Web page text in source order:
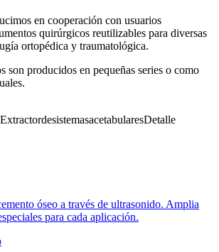
en cooperación con usuarios
quirúrgicos reutilizables para diversas
ortopédica y traumatológica.
son producidos en pequeñas series o como
óseo a través de ultrasonido. Amplia
para cada aplicación.